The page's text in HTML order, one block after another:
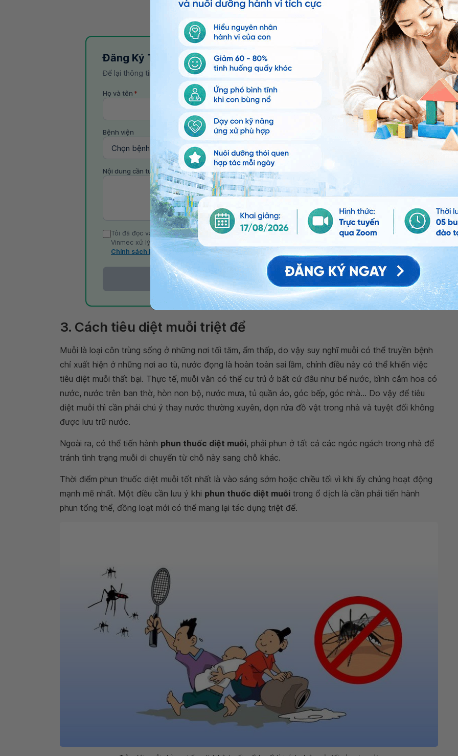
Đăng Ký Tư Vấn
Để lại thông tin, bác sĩ Vinmec sẽ liên hệ tư vấn trong 24 giờ.
Họ và tên * Số điện thoại
Bệnh viện
Nội dung cần tư vấn
Tôi đã đọc và đồng ý với Chính sách bảo vệ dữ liệu cá nhân của Vinmec và chấp thuận để
Vinmec xử lý DLCN của tôi theo quy định của pháp luật về bảo vệ DLCN.
Chính sách bảo mật
3. Cách tiêu diệt muỗi triệt để
Muỗi là loại côn trùng sống ở những nơi tối tăm, ẩm thấp, do vậy suy nghĩ muỗi có thể truyền bệnh
chỉ xuất hiện ở những nơi ao tù, nước đọng là hoàn toàn sai lầm, chính điều này có thể khiến việc
tiêu diệt muỗi thất bại. Thực tế, muỗi vằn có thể cư trú ở bất cứ đâu như bể nước, bình cắm hoa có
nước, nước trên ban thờ, hòn non bộ, nước mưa, tủ quần áo, góc bếp, góc nhà... Do vậy để tiêu
diệt muỗi thì cần phải chú ý thay nước thường xuyên, dọn rửa đồ vật trong nhà và tuyệt đối không
được lưu trữ nước.
Ngoài ra, có thể tiến hành phun thuốc diệt muỗi, phải phun ở tất cả các ngóc ngách trong nhà để
tránh tình trạng muỗi di chuyển từ chỗ này sang chỗ khác.
Thời điểm phun thuốc diệt muỗi tốt nhất là vào sáng sớm hoặc chiều tối vì khi ấy chúng hoạt động
mạnh mẽ nhất. Một điều cần lưu ý khi phun thuốc diệt muỗi trong ổ dịch là cần phải tiến hành
phun tổng thể, đồng loạt mới có thể mang lại tác dụng triệt để.